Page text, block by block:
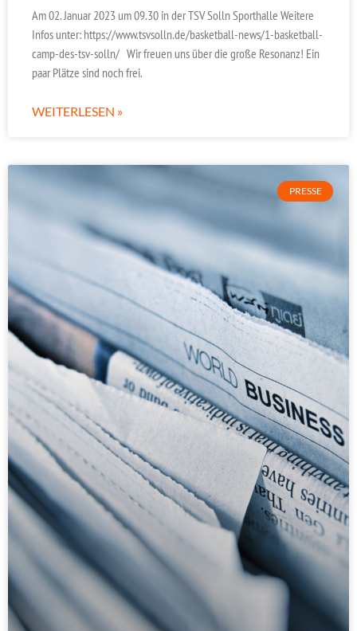
Am 02. Januar 2023 um 09.30 in der TSV Solln Sporthalle Weitere
Infos unter: https://www.tsvsolln.de/basketball-news/1-basketball-
camp-des-tsv-solln/ Wir freuen uns über die große Resonanz! Ein
paar Plätze sind noch frei.
WEITERLESEN »
PRESSE